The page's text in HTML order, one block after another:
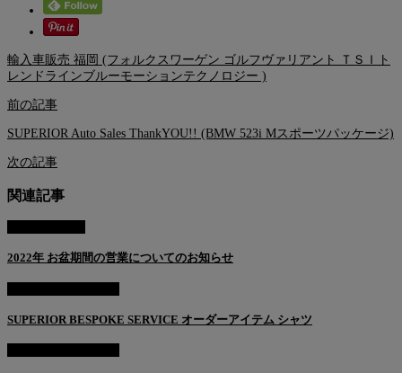
輸入車販売 福岡 (フォルクスワーゲン ゴルフヴァリアント ＴＳＩト
レンドラインブルーモーションテクノロジー )
前の記事
SUPERIOR Auto Sales ThankYOU!! (BMW 523i Mスポーツパッケージ)
次の記事
関連記事
2022年 お盆期間の営業についてのお知らせ
SUPERIOR BESPOKE SERVICE オーダーアイテム シャツ